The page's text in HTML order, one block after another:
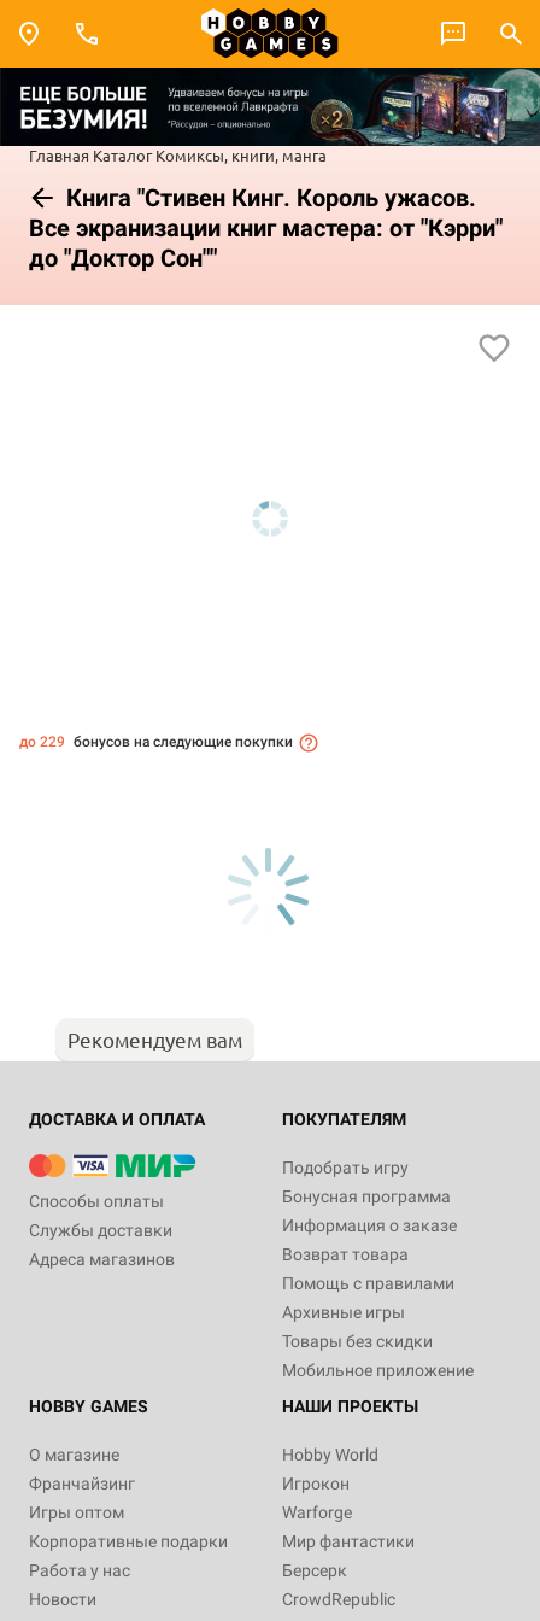
Главная Каталог Комиксы, книги, манга
Книга "Стивен Кинг. Король ужасов.
Все экранизации книг мастера: от "Кэрри"
до "Доктор Сон""
до 229 бонусов на следующие покупки
Рекомендуем вам
ДОСТАВКА И ОПЛАТА
Способы оплаты
Службы доставки
Адреса магазинов
ПОКУПАТЕЛЯМ
Подобрать игру
Бонусная программа
Информация о заказе
Возврат товара
Помощь с правилами
Архивные игры
Товары без скидки
Мобильное приложение
HOBBY GAMES
О магазине
Франчайзинг
Игры оптом
Корпоративные подарки
Работа у нас
Новости
НАШИ ПРОЕКТЫ
Hobby World
Игрокон
Warforge
Мир фантастики
Берсерк
CrowdRepublic